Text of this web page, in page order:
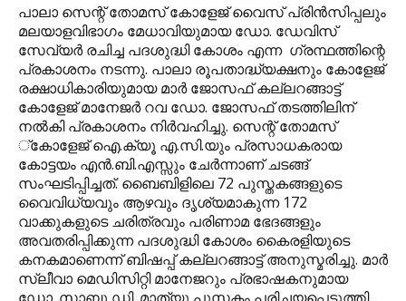
പാലാ സെന്റ് തോമസ് കോളേജ് വൈസ് പ്രിന്‍സിപ്പലും
മലയാളവിഭാഗം മേധാവിയുമായ ഡോ. ഡേവിസ്
സേവ്യര്‍ രചിച്ച പദശുദ്ധി കോശം എന്ന ഗ്രന്ഥത്തിന്റെ
പ്രകാശനം നടന്നു. പാലാ രൂപതാദ്ധ്യക്ഷനും കോളേജ്
രക്ഷാധികാരിയുമായ മാര്‍ ജോസഫ് കല്ലറങ്ങാട്ട്
കോളേജ് മാനേജര്‍ റവ ഡോ. ജോസഫ് തടത്തിലിന്
നല്‍കി പ്രകാശനം നിര്‍വഹിച്ചു. സെന്റ് തോമസ്
്‌കോളേജ് ഐ.ക്യൂ എ.സി.യും പ്രസാധകരായ
കോട്ടയം എന്‍.ബി.എസ്സും ചേര്‍ന്നാണ് ചടങ്ങ്
സംഘടിപ്പിച്ചത്. ബൈബിളിലെ 72 പുസ്തകങ്ങളുടെ
വൈവിധ്യവും ആഴവും ദൃശ്യമാകുന്ന 172
വാക്കുകളുടെ ചരിത്രവും പരിണാമ ഭേദങ്ങളും
അവതരിപ്പിക്കുന്ന പദശുദ്ധി കോശം കൈരളിയുടെ
കനകമാണെന്ന് ബിഷപ്പ് കല്ലറങ്ങാട്ട് അനുസ്മരിച്ചു. മാര്‍
സ്ലീവാ മെഡിസിറ്റി മാനേജറും പ്രഭാഷകനുമായ